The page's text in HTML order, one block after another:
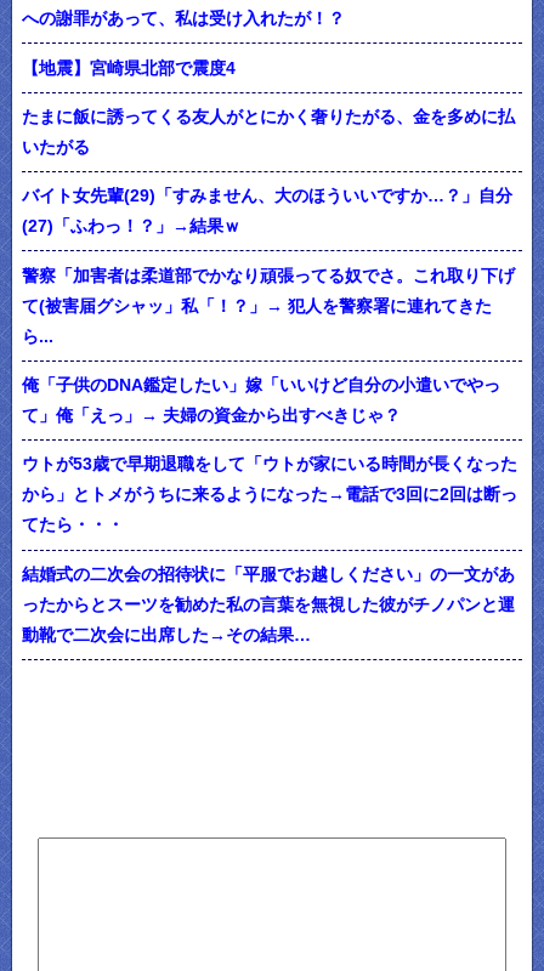
への謝罪があって、私は受け入れたが！？
【地震】宮崎県北部で震度4
たまに飯に誘ってくる友人がとにかく奢りたがる、金を多めに払
いたがる
バイト女先輩(29)「すみません、大のほういいですか…？」自分
(27)「ふわっ！？」→結果ｗ
警察「加害者は柔道部でかなり頑張ってる奴でさ。これ取り下げ
て(被害届グシャッ」私「！？」→ 犯人を警察署に連れてきた
ら...
俺「子供のDNA鑑定したい」嫁「いいけど自分の小遣いでやっ
て」俺「えっ」→ 夫婦の資金から出すべきじゃ？
ウトが53歳で早期退職をして「ウトが家にいる時間が長くなった
から」とトメがうちに来るようになった→電話で3回に2回は断っ
てたら・・・
結婚式の二次会の招待状に「平服でお越しください」の一文があ
ったからとスーツを勧めた私の言葉を無視した彼がチノパンと運
動靴で二次会に出席した→その結果…